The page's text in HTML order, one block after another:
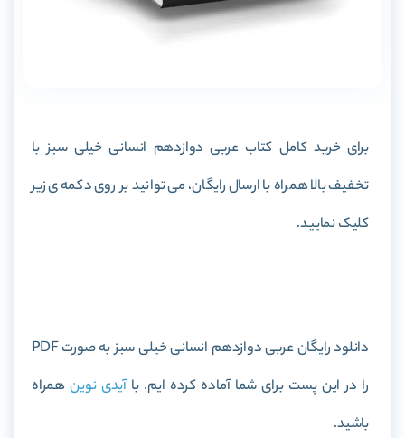
برای خرید کامل کتاب عربی دوازدهم انسانی خیلی سبز با
تخفیف بالا همراه با ارسال رایگان، می توانید بر روی دکمه ی زیر
کلیک نمایید.
دانلود رایگان عربی دوازدهم انسانی خیلی سبز به صورت PDF
را در این پست برای شما آماده کرده ایم. باآیدی نوینهمراه
باشید.